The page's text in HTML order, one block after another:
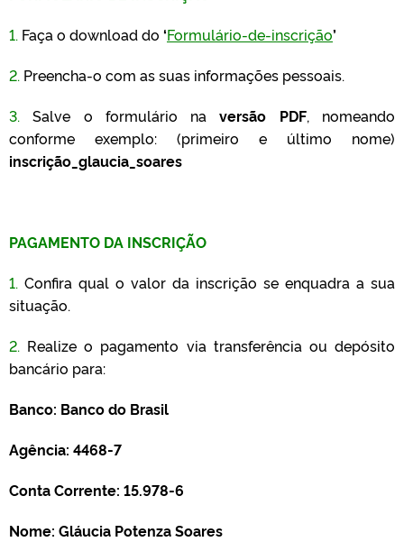
1. Faça o download do ‘Formulário-de-inscrição’
2. Preencha-o com as suas informações pessoais.
3. Salve o formulário naversão PDF, nomeando
conforme exemplo: (primeiro e último nome)
inscrição_glaucia_soares
PAGAMENTO DA INSCRIÇÃO
1. Confira qual o valor da inscrição se enquadra a sua
situação.
2. Realize o pagamento via transferência ou depósito
bancário para:
Banco: Banco do Brasil
Agência: 4468-7
Conta Corrente: 15.978-6
Nome: Gláucia Potenza Soares